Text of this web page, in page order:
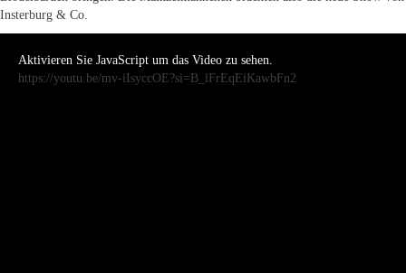
Insterburg & Co.
Aktivieren Sie JavaScript um das Video zu sehen.
https://youtu.be/mv-iIsyccOE?si=B_lFrEqEiKawbFn2